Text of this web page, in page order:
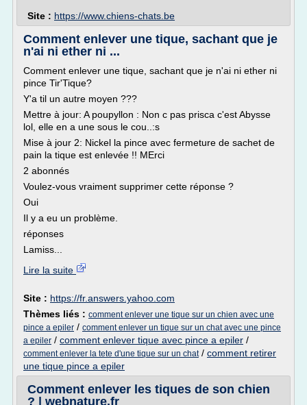
Site : https://www.chiens-chats.be
Comment enlever une tique, sachant que je
n'ai ni ether ni ...
Comment enlever une tique, sachant que je n'ai ni ether ni
pince Tir'Tique?
Y'a til un autre moyen ???
Mettre à jour: A poupyllon : Non c pas prisca c'est Abysse
lol, elle en a une sous le cou..:s
Mise à jour 2: Nickel la pince avec fermeture de sachet de
pain la tique est enlevée !! MErci
2 abonnés
Voulez-vous vraiment supprimer cette réponse ?
Oui
Il y a eu un problème.
réponses
Lamiss...
Lire la suite
Site : https://fr.answers.yahoo.com
Thèmes liés : comment enlever une tique sur un chien avec une
pince a epiler / comment enlever un tique sur un chat avec une pince
a epiler / comment enlever tique avec pince a epiler /
comment enlever la tete d'une tique sur un chat/ comment retirer
une tique pince a epiler
Comment enlever les tiques de son chien
? | webnature.fr